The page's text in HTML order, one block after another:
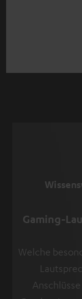
Gaming-
Welche